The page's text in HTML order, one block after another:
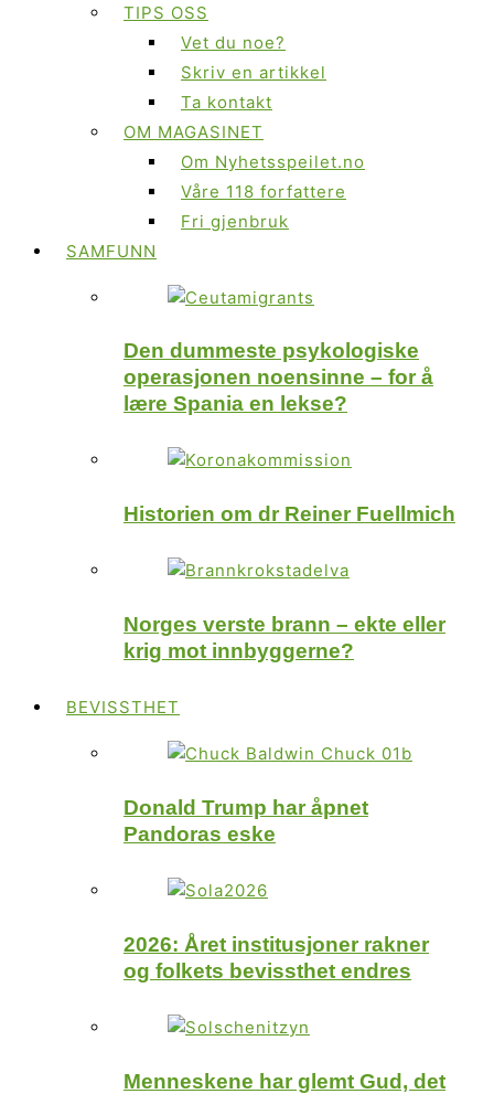
TIPS OSS
Vet du noe?
Skriv en artikkel
Ta kontakt
OM MAGASINET
Om Nyhetsspeilet.no
Våre 118 forfattere
Fri gjenbruk
SAMFUNN
Den dummeste psykologiske
operasjonen noensinne – for å
lære Spania en lekse?
Historien om dr Reiner Fuellmich
Norges verste brann – ekte eller
krig mot innbyggerne?
BEVISSTHET
Donald Trump har åpnet
Pandoras eske
2026: Året institusjoner rakner
og folkets bevissthet endres
Menneskene har glemt Gud, det